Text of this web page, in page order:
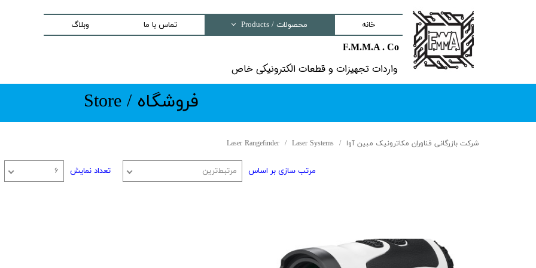
خانه محصولات / Products
Measurement Equipment
Access Control system
Security And Inspection Solutions
Production and Assemble -PCB Electronic Boards
تماس با ما وبلاگ
F.M.M.A . Co
واردات تجهیزات و قطعات الکترونیکى خاص​​​​​​​
​​​فروشگاه / Store
شرکت بازرگانی فناوران مکاترونیک مبین آوا Laser Systems
Laser Rangefinder
مرتب سازی بر اساس مرتبط‌ترین تعداد نمایش ۶